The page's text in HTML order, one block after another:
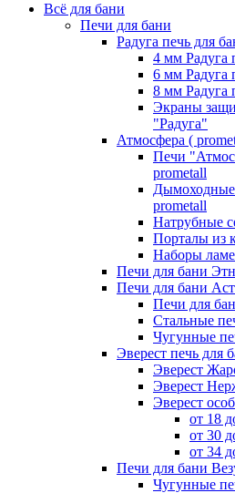
Всё для бани
Печи для бани
Радуга печь для
4 мм Радуга
6 мм Радуга
8 мм Радуга
Экраны
"Радуга"
Атмосфера (
Печи
prometall
Дымоходные
prometall
Натрубные
Порталы из
Наборы
Печи для бани
Печи для бани
Печи для
Стальные
Чугунные
Эверест печь для
Эверест
Эверест
Эверест
от 18
от 30
от 34
Печи для бани
Чугунные